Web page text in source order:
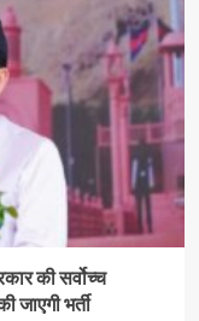
की सर्वोच्च
जाएगी भर्ती